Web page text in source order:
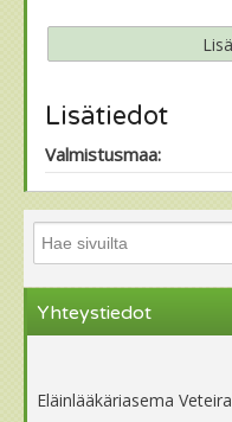
Lisätiedot
Valmistusmaa:
Yhteystiedot
Eläinlääkäriasema Veteira